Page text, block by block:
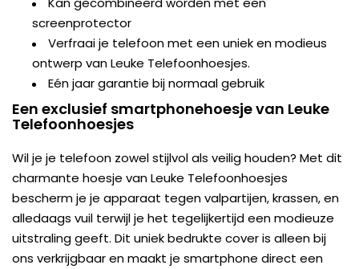
screenprotector
Verfraai je telefoon met een uniek en modieus
ontwerp van Leuke Telefoonhoesjes.
Eén jaar garantie bij normaal gebruik
Een exclusief smartphonehoesje van Leuke
Telefoonhoesjes
Wil je je telefoon zowel stijlvol als veilig houden? Met dit
charmante hoesje van Leuke Telefoonhoesjes
bescherm je je apparaat tegen valpartijen, krassen, en
alledaags vuil terwijl je het tegelijkertijd een modieuze
uitstraling geeft. Dit uniek bedrukte cover is alleen bij
ons verkrijgbaar en maakt je smartphone direct een